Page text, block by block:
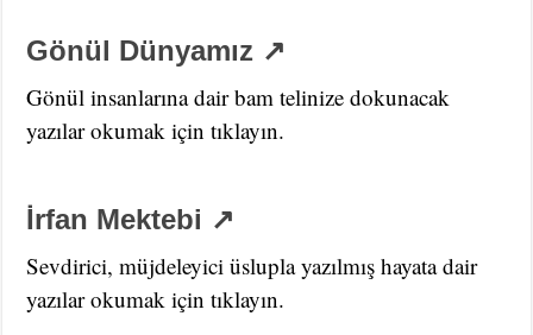
Gönül Dünyamız ↗
Gönül insanlarına dair bam telinize dokunacak
yazılar okumak için tıklayın.
İrfan Mektebi ↗
Sevdirici, müjdeleyici üslupla yazılmış hayata dair
yazılar okumak için tıklayın.